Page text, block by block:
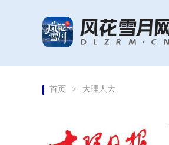
首页 > 大理人大